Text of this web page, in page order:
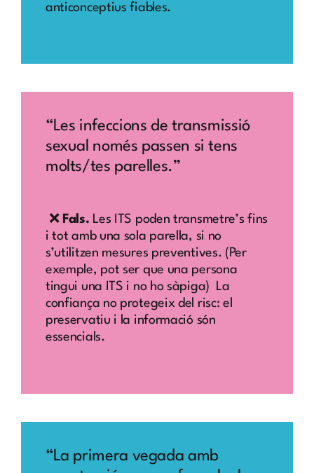
anticonceptius fiables.
“Les infeccions de transmissió
sexual només passen si tens
molts/tes parelles.”
❌ Fals. Les ITS poden transmetre’s fins
i tot amb una sola parella, si no
s’utilitzen mesures preventives. (Per
exemple, pot ser que una persona
tingui una ITS i no ho sàpiga) La
confiança no protegeix del risc: el
preservatiu i la informació són
essencials.
“La primera vegada amb